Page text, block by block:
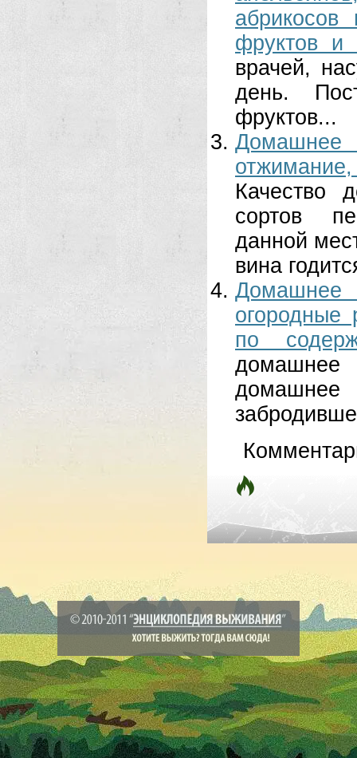
фруктов и
врачей,
день.
фруктов...
Домашнее
Качество
сортов
данной
вина
огородные
по
домашнее